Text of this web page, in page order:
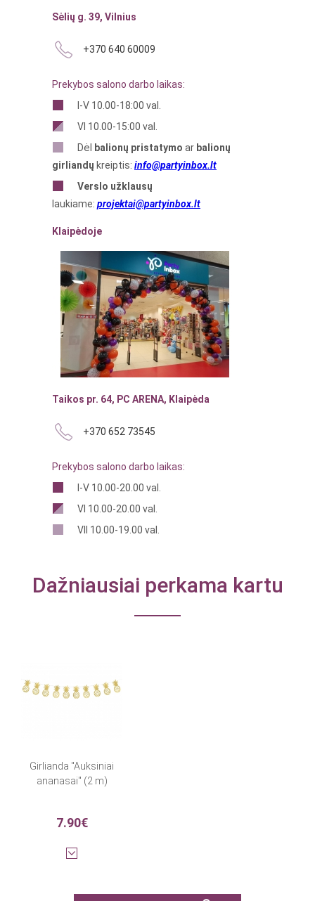
Sėlių g. 39, Vilnius
+370 640 60009
Prekybos salono darbo laikas:
I-V 10.00-18:00 val.
VI 10.00-15:00 val.
Dėl
balionų pristatymo ar balionų
girliandų kreiptis: info@partyinbox.lt
Verslo užklausų
laukiame: projektai@partyinbox.lt
Klaipėdoje
Taikos pr. 64, PC ARENA, Klaipėda
+370 652 73545
Prekybos salono darbo laikas:
I-V 10.00-20.00 val.
VI 10.00-20.00 val.
VII 10.00-19.00 val.
Dažniausiai perkama kartu
Girlianda "Auksiniai
ananasai" (2 m)
7.90€